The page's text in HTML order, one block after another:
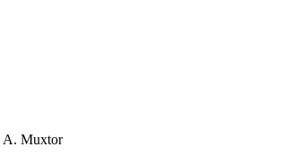
A. Muxtor